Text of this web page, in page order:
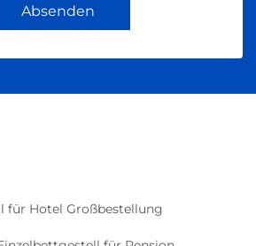
Absenden
für Hotel Großbestellung